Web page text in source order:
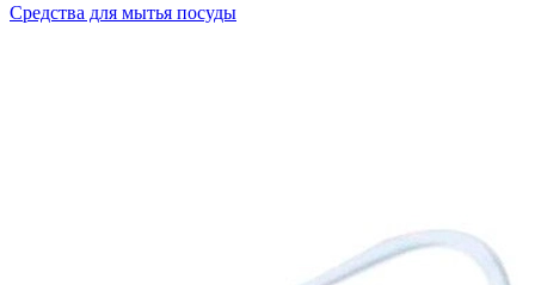
Средства для мытья посуды